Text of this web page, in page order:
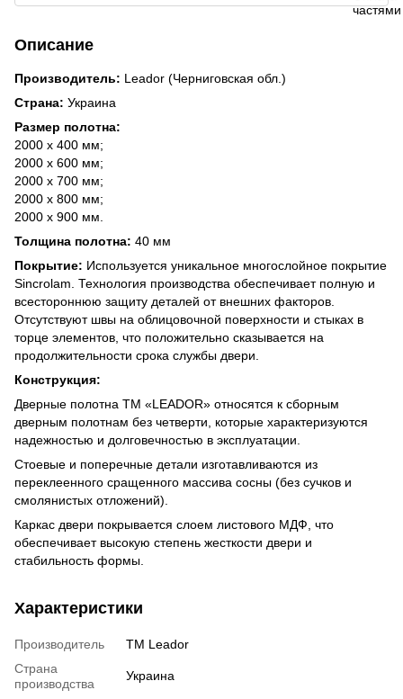
Описание
Производитель: Leador (Черниговская обл.)
Страна: Украина
Размер полотна:
2000 х 400 мм;
2000 х 600 мм;
2000 х 700 мм;
2000 х 800 мм;
2000 х 900 мм.
Толщина полотна: 40 мм
Покрытие: Используется уникальное многослойное покрытие
Sincrolam. Технология производства обеспечивает полную и
всестороннюю защиту деталей от внешних факторов.
Отсутствуют швы на облицовочной поверхности и стыках в
торце элементов, что положительно сказывается на
продолжительности срока службы двери.
Конструкция:
Дверные полотна ТМ «LEADOR» относятся к сборным
дверным полотнам без четверти, которые характеризуются
надежностью и долговечностью в эксплуатации.
Стоевые и поперечные детали изготавливаются из
переклеенного сращенного массива сосны (без сучков и
смолянистых отложений).
Каркас двери покрывается слоем листового МДФ, что
обеспечивает высокую степень жесткости двери и
стабильность формы.
Характеристики
Производитель
ТМ Leador
Страна
производства
Украина